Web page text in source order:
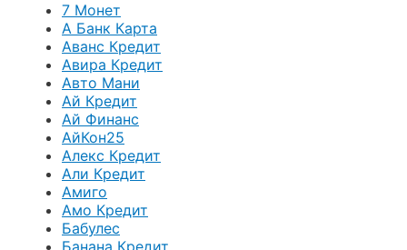
7 Монет
А Банк Карта
Аванс Кредит
Авира Кредит
Авто Мани
Ай Кредит
Ай Финанс
АйКон25
Алекс Кредит
Али Кредит
Амиго
Амо Кредит
Бабулес